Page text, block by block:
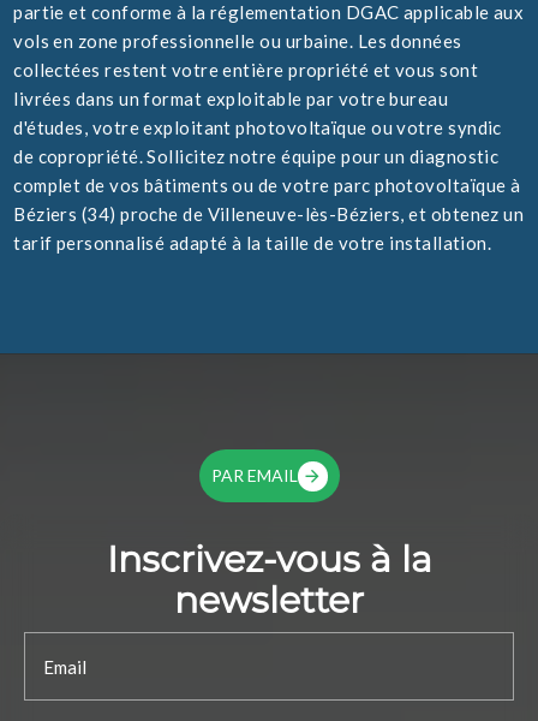
partie et conforme à la réglementation DGAC applicable aux
vols en zone professionnelle ou urbaine. Les données
collectées restent votre entière propriété et vous sont
livrées dans un format exploitable par votre bureau
d'études, votre exploitant photovoltaïque ou votre syndic
de copropriété. Sollicitez notre équipe pour un diagnostic
complet de vos bâtiments ou de votre parc photovoltaïque à
Béziers (34) proche de Villeneuve-lès-Béziers, et obtenez un
tarif personnalisé adapté à la taille de votre installation.
PAR EMAIL
Inscrivez-vous à la
newsletter
Email